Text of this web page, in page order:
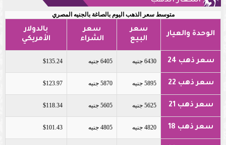
متوسط سعر الذهب اليوم بالصاغة بالجنيه المصري
الوحدة والعيار
سعر
البيع
سعر
الشراء
بالدولار
الأمريكي
سعر ذهب 24 6430 جنيه 6405 جنيه $135.24
سعر ذهب 22 5895 جنيه 5870 جنيه $123.97
سعر ذهب 21 5625 جنيه 5605 جنيه $118.34
سعر ذهب 18 4820 جنيه 4805 جنيه $101.43